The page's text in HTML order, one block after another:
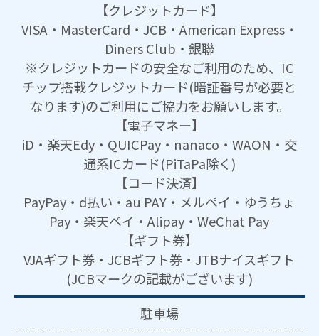
【クレジットカード】
VISA・MasterCard・JCB・American Express・
Diners Club・銀聯
※クレジットカードの安全なご利用のため、IC
チップ搭載クレジットカード(暗証番号が必要と
なります)のご利用にご協力をお願いします。
【電子マネー】
iD・楽天Edy・QUICPay・nanaco・WAON・交
通系ICカード(PiTaPa除く)
【コード決済】
PayPay・d払い・au PAY・メルペイ・ゆうちょ
Pay・楽天ペイ・Alipay・WeChat Pay
【ギフト券】
VJAギフト券・JCBギフト券・JTBナイスギフト
(JCBマークの記載がございます)
駐車場